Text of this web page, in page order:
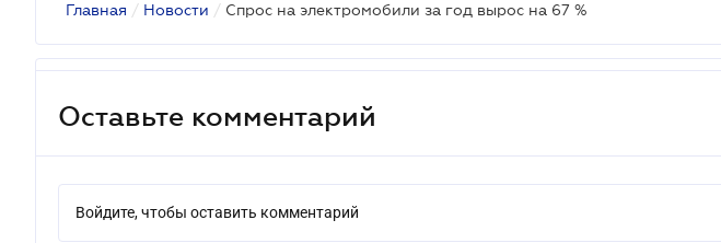
Главная / Новости / Спрос на электромобили за год вырос на 67 %
Оставьте комментарий
Войдите, чтобы оставить комментарий